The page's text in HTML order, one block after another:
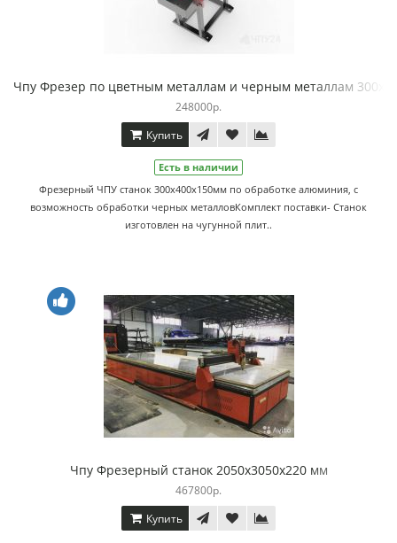
Чпу Фрезер по цветным металлам и черным металлам
248000р.
Купить
Есть в наличии
Фрезерный ЧПУ станок 300х400х150мм по обработке алюминия, с
возможность обработки черных металловКомплект поставки- Станок
изготовлен на чугунной плит..
Чпу Фрезерный станок 2050х3050х220 мм
467800р.
Купить